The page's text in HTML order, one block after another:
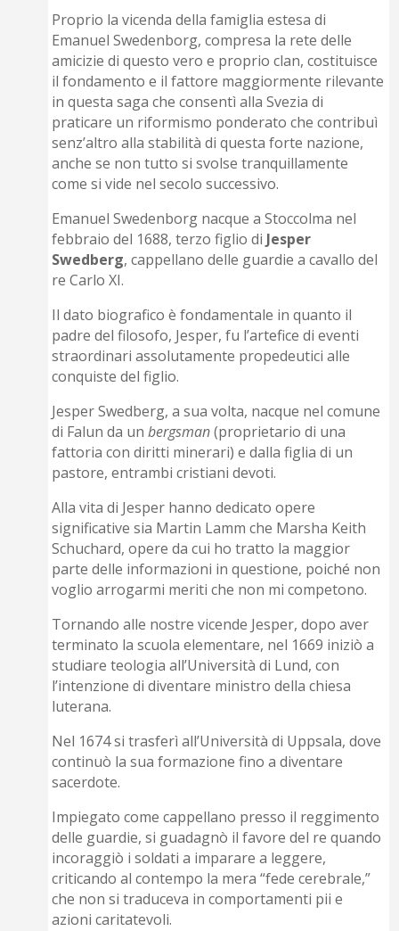
Proprio la vicenda della famiglia estesa di
Emanuel Swedenborg, compresa la rete delle
amicizie di questo vero e proprio clan, costituisce
il fondamento e il fattore maggiormente rilevante
in questa saga che consentì alla Svezia di
praticare un riformismo ponderato che contribuì
senz’altro alla stabilità di questa forte nazione,
anche se non tutto si svolse tranquillamente
come si vide nel secolo successivo.
Emanuel Swedenborg nacque a Stoccolma nel
febbraio del 1688, terzo figlio di Jesper
Swedberg, cappellano delle guardie a cavallo del
re Carlo XI.
Il dato biografico è fondamentale in quanto il
padre del filosofo, Jesper, fu l’artefice di eventi
straordinari assolutamente propedeutici alle
conquiste del figlio.
Jesper Swedberg, a sua volta, nacque nel comune
di Falun da unbergsman(proprietario di una
fattoria con diritti minerari) e dalla figlia di un
pastore, entrambi cristiani devoti.
Alla vita di Jesper hanno dedicato opere
significative sia Martin Lamm che Marsha Keith
Schuchard, opere da cui ho tratto la maggior
parte delle informazioni in questione, poiché non
voglio arrogarmi meriti che non mi competono.
Tornando alle nostre vicende Jesper, dopo aver
terminato la scuola elementare, nel 1669 iniziò a
studiare teologia all’Università di Lund, con
l’intenzione di diventare ministro della chiesa
luterana.
Nel 1674 si trasferì all’Università di Uppsala, dove
continuò la sua formazione fino a diventare
sacerdote.
Impiegato come cappellano presso il reggimento
delle guardie, si guadagnò il favore del re quando
incoraggiò i soldati a imparare a leggere,
criticando al contempo la mera “fede cerebrale,”
che non si traduceva in comportamenti pii e
azioni caritatevoli.